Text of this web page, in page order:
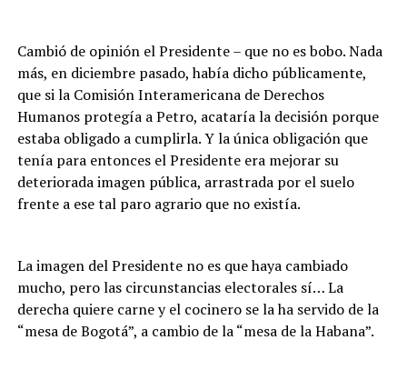
Cambió de opinión el Presidente – que no es bobo. Nada
más, en diciembre pasado, había dicho públicamente,
que si la Comisión Interamericana de Derechos
Humanos protegía a Petro, acataría la decisión porque
estaba obligado a cumplirla. Y la única obligación que
tenía para entonces el Presidente era mejorar su
deteriorada imagen pública, arrastrada por el suelo
frente a ese tal paro agrario que no existía.
La imagen del Presidente no es que haya cambiado
mucho, pero las circunstancias electorales sí… La
derecha quiere carne y el cocinero se la ha servido de la
“mesa de Bogotá”, a cambio de la “mesa de la Habana”.